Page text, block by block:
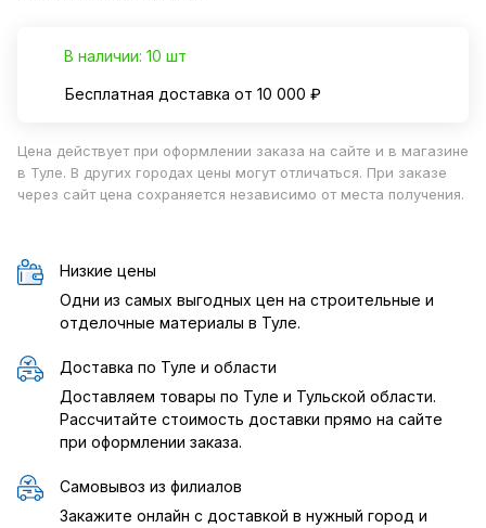
В наличии: 10 шт
Бесплатная доставка от 10 000 ₽
Цена действует при оформлении заказа на сайте и в магазине
в Туле. В других городах цены могут отличаться. При заказе
через сайт цена сохраняется независимо от места получения.
Низкие цены
Одни из самых выгодных цен на строительные и
отделочные материалы в Туле.
Доставка по Туле и области
Доставляем товары по Туле и Тульской области.
Рассчитайте стоимость доставки прямо на сайте
при оформлении заказа.
Самовывоз из филиалов
Закажите онлайн с доставкой в нужный город и